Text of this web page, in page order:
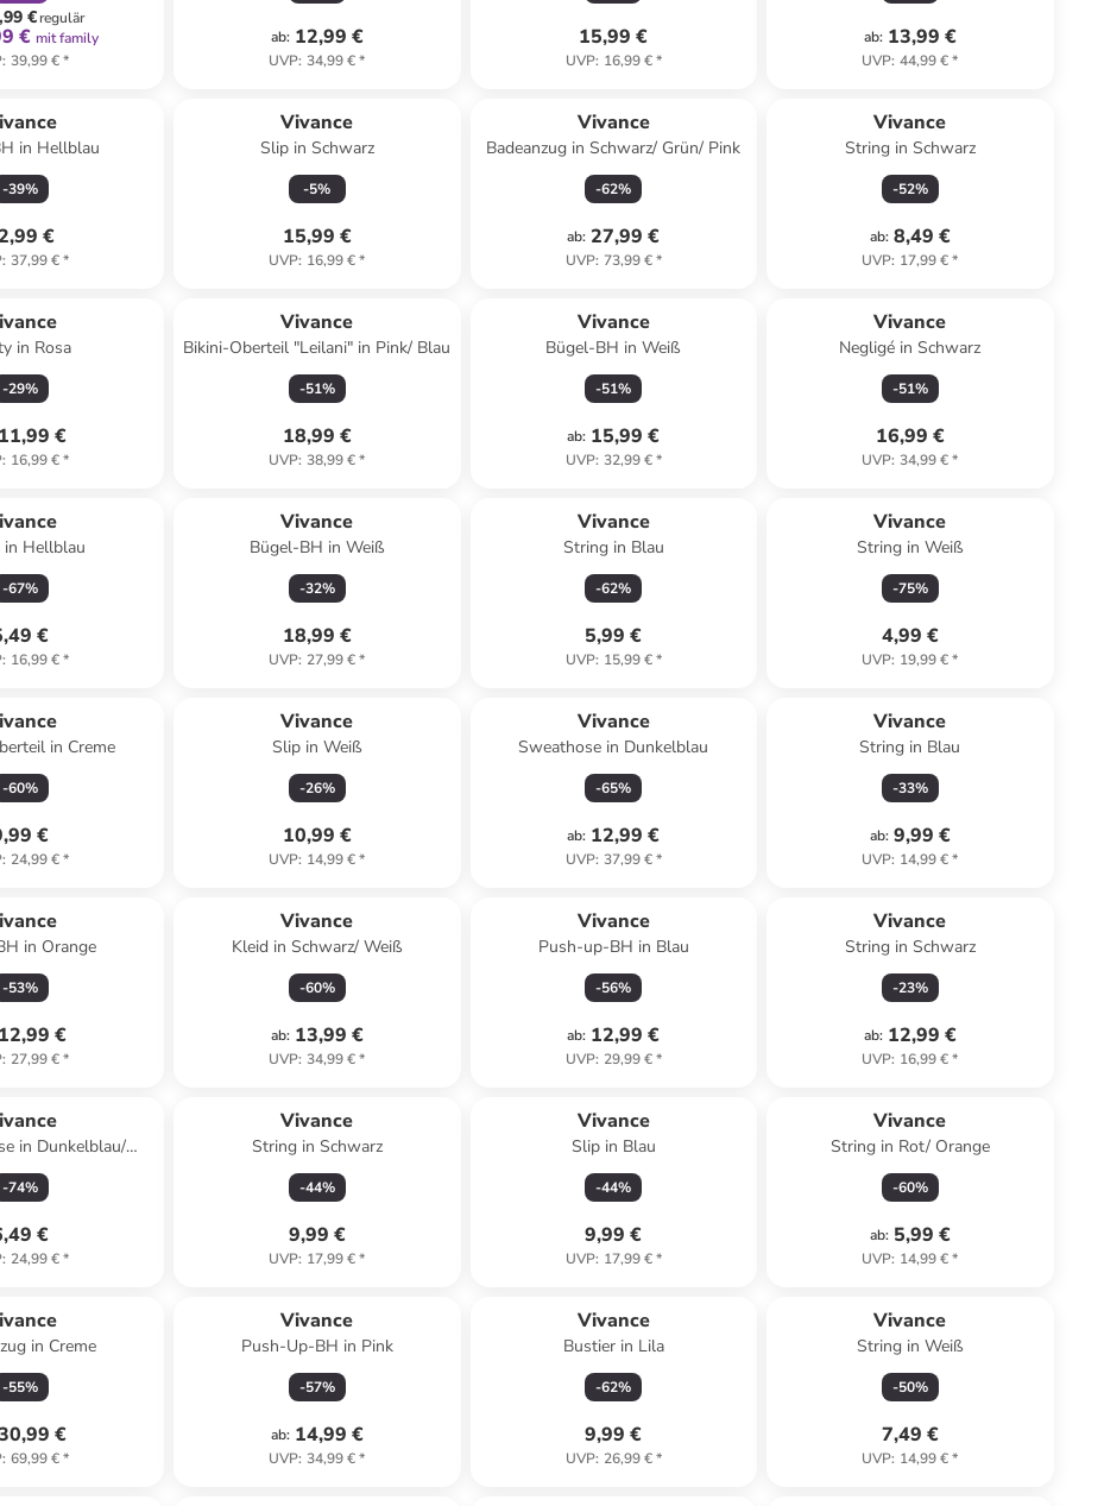
€regulär
€ mit family
: 39,99 €*
ab: 12,99 €
UVP: 34,99 €*
15,99 €
UVP: 16,99 €*
ab: 13,99 €
UVP: 44,99 €*
in Hellblau
-39%
€
: 37,99 €*
Vivance
Slip in Schwarz
-5%
15,99 €
UVP: 16,99 €*
Vivance
Badeanzug in Schwarz/ Grün/ Pink
-62%
ab: 27,99 €
UVP: 73,99 €*
Vivance
String in Schwarz
-52%
ab: 8,49 €
UVP: 17,99 €*
in Rosa
-29%
11,99 €
: 16,99 €*
Vivance
Bikini-Oberteil "Leilani" in Pink/ Blau
-51%
18,99 €
UVP: 38,99 €*
Vivance
Bügel-BH in Weiß
-51%
ab: 15,99 €
UVP: 32,99 €*
Vivance
Negligé in Schwarz
-51%
16,99 €
UVP: 34,99 €*
in Hellblau
-67%
€
: 16,99 €*
Vivance
Bügel-BH in Weiß
-32%
18,99 €
UVP: 27,99 €*
Vivance
String in Blau
-62%
5,99 €
UVP: 15,99 €*
Vivance
String in Weiß
-75%
4,99 €
UVP: 19,99 €*
in Creme
-60%
€
: 24,99 €*
Vivance
Slip in Weiß
-26%
10,99 €
UVP: 14,99 €*
Vivance
Sweathose in Dunkelblau
-65%
ab: 12,99 €
UVP: 37,99 €*
Vivance
String in Blau
-33%
ab: 9,99 €
UVP: 14,99 €*
in Orange
-53%
12,99 €
: 27,99 €*
Vivance
Kleid in Schwarz/ Weiß
-60%
ab: 13,99 €
UVP: 34,99 €*
Vivance
Push-up-BH in Blau
-56%
ab: 12,99 €
UVP: 29,99 €*
Vivance
String in Schwarz
-23%
ab: 12,99 €
UVP: 16,99 €*
in Dunkelblau/
-74%
€
: 24,99 €*
Vivance
String in Schwarz
-44%
9,99 €
UVP: 17,99 €*
Vivance
Slip in Blau
-44%
9,99 €
UVP: 17,99 €*
Vivance
String in Rot/ Orange
-60%
ab: 5,99 €
UVP: 14,99 €*
in Creme
-55%
€
: 69,99 €*
Vivance
Push-Up-BH in Pink
-57%
ab: 14,99 €
UVP: 34,99 €*
Vivance
Bustier in Lila
-62%
9,99 €
UVP: 26,99 €*
Vivance
String in Weiß
-50%
7,49 €
UVP: 14,99 €*